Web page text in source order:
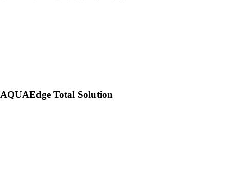
AQUAEdge Total Solution